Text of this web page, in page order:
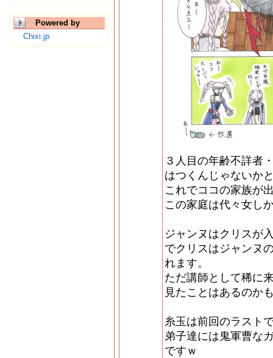
Powered by
Chixi.jp
３人目の年齢不詳者
はつくんじゃないか
これでココの家族が
この家庭は代々女し
ジャンヌはクリスが
でクリスはジャンヌ
れます。
ただ講師として稀に
見たことはあるのか
糸玉は前回のラスト
弟子達には鬼軍曹な
ですｗ